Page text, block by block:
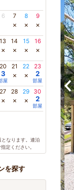
6 7
×
8
×
9
×
13
×
14
×
15
×
16
×
20
3
屋
21
×
22
×
23
2
部屋
27
×
28
×
29
×
30
2
部屋
なります。連泊
定ください。
を探す